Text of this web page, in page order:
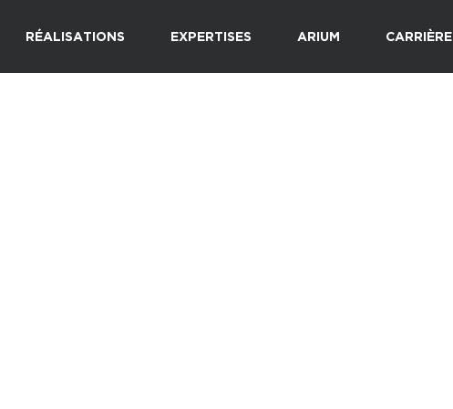
RÉALISATIONS EXPERTISES ARIUM CARRIÈRE